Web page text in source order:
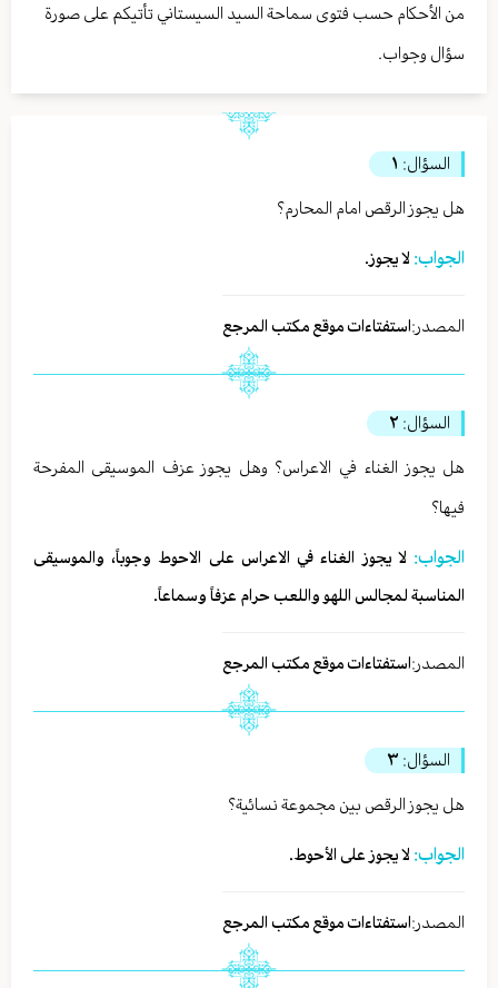
من الأحكام حسب فتوى سماحة السيد السيستاني تأتيكم على صورة
سؤال وجواب.
السؤال: ١
هل يجوز الرقص امام المحارم؟
الجواب: لا يجوز.
المصدر:استفتاءات موقع مكتب المرجع
السؤال: ٢
هل يجوز الغناء في الاعراس؟ وهل يجوز عزف الموسيقى المفرحة
فيها؟
الجواب: لا يجوز الغناء في الاعراس على الاحوط وجوباً، والموسيقى
المناسبة لمجالس اللهو واللعب حرام عزفاً وسماعاً.
المصدر:استفتاءات موقع مكتب المرجع
السؤال: ٣
هل يجوز الرقص بين مجموعة نسائية؟
الجواب: لا يجوز على الأحوط.
المصدر:استفتاءات موقع مكتب المرجع